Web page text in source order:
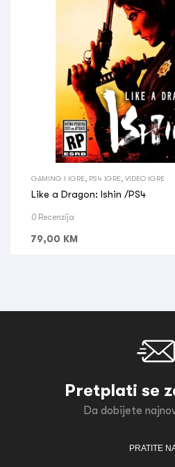
GAMING I IGRE PS4 IGRE VIDEO IGRE
Like a Dragon: Ishin /PS4
0 Recenzija
79,00 KM
Pretplati se
Da dobijete
PRATITE